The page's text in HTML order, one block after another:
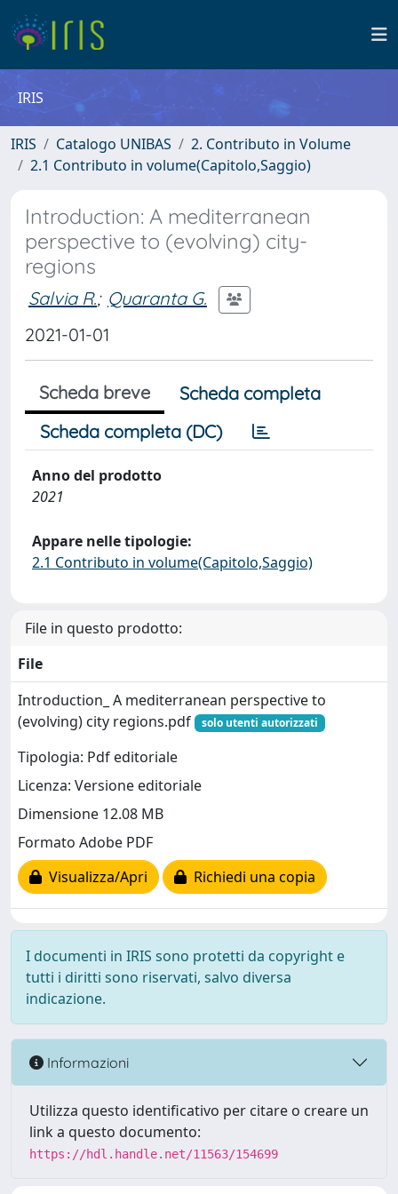
IRIS
IRIS Catalogo UNIBAS
2. Contributo in Volume
2.1 Contributo in volume(Capitolo,Saggio)
Introduction: A mediterranean
perspective to (evolving) city-
regions
Salvia R.; Quaranta G.
2021-01-01
Scheda breve
Scheda completa
Scheda completa (DC)
Anno del prodotto
2021
Appare nelle tipologie:
2.1 Contributo in volume(Capitolo,Saggio)
File in questo prodotto:
File
Introduction_ A mediterranean perspective to
(evolving) city regions.pdf
solo utenti autorizzati
Tipologia: Pdf editoriale
Licenza: Versione editoriale
Dimensione 12.08 MB
Formato Adobe PDF
Visualizza/Apri
Richiedi una copia
I documenti in IRIS sono protetti da copyright e
tutti i diritti sono riservati, salvo diversa
indicazione.
Informazioni
Utilizza questo identificativo per citare o creare un
link a questo documento:
https://hdl.handle.net/11563/154699